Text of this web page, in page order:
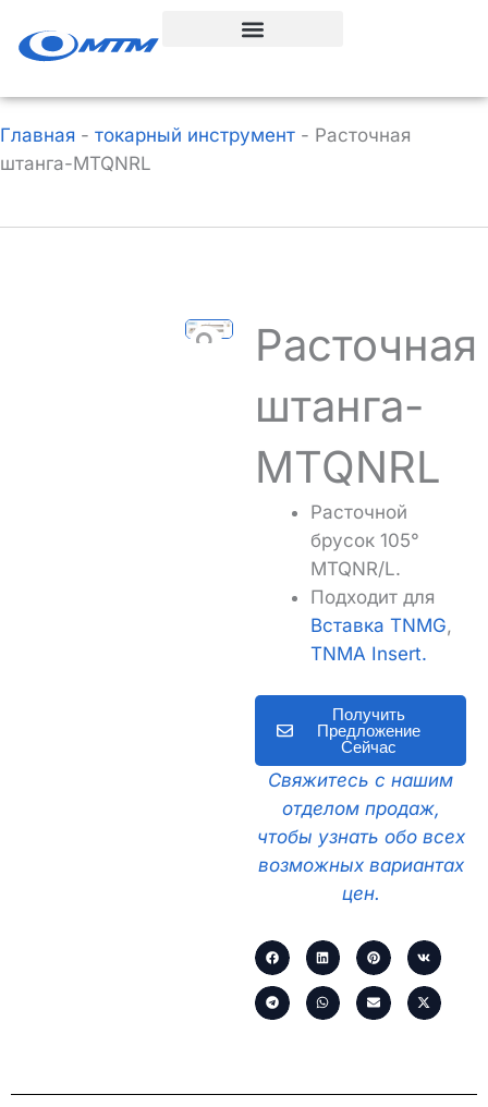
Главная - токарный инструмент - Расточная
штанга-MTQNRL
Расточная
штанга-
MTQNRL
Расточной
брусок 105°
MTQNR/L.
Подходит для
Вставка TNMG,
TNMA Insert.
Получить
Предложение
Сейчас
Свяжитесь с нашим
отделом продаж,
чтобы узнать обо всех
возможных вариантах
цен.